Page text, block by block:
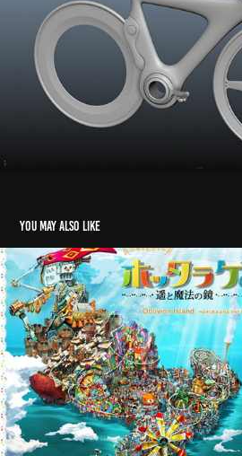
You may also like
Oblivion Island: Haruka and
2009